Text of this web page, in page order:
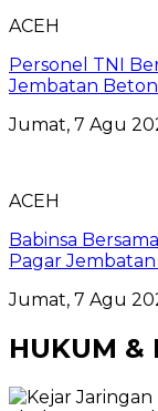
ACEH
Personel TNI
Jembatan
Jumat, 7 Agu
ACEH
Babinsa
Pagar
Jumat, 7 Agu
HUKUM &